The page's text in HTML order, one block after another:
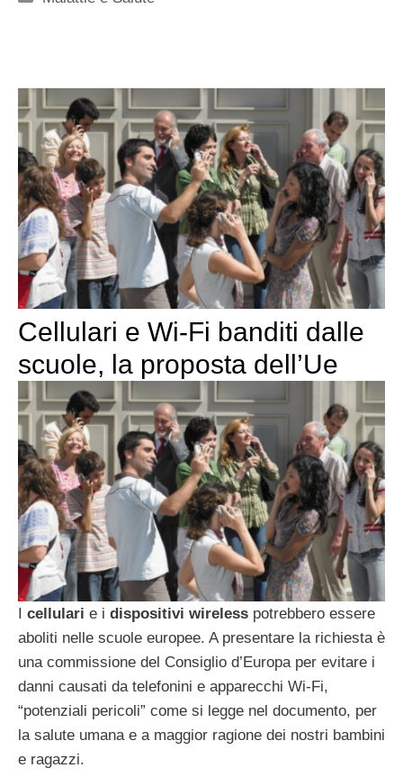
Cellulari e Wi-Fi banditi dalle
scuole, la proposta dell’Ue
I cellulari e i dispositivi wireless potrebbero essere
aboliti nelle scuole europee. A presentare la richiesta è
una commissione del Consiglio d’Europa per evitare i
danni causati da telefonini e apparecchi Wi-Fi,
“potenziali pericoli” come si legge nel documento, per
la salute umana e a maggior ragione dei nostri bambini
e ragazzi.